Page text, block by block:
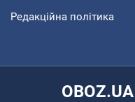
Редакційна політика